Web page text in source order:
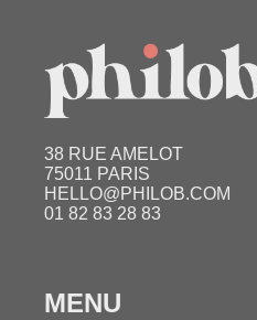
38 RUE AMELOT
75011 PARIS
HELLO@PHILOB.COM
01 82 83 28 83
MENU